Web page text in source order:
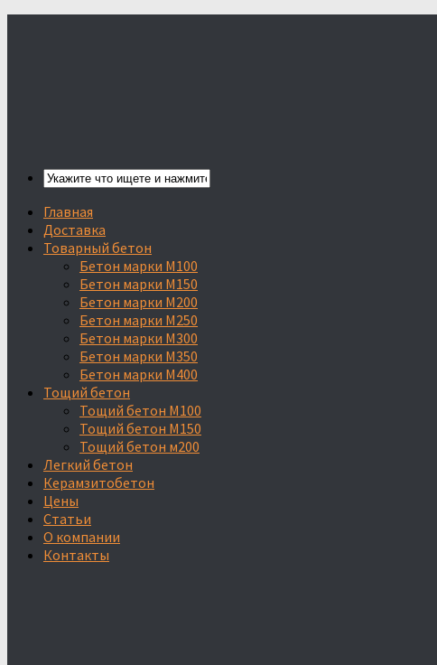
Главная
Доставка
Товарный бетон
Бетон марки М100
Бетон марки М150
Бетон марки М200
Бетон марки М250
Бетон марки М300
Бетон марки М350
Бетон марки М400
Тощий бетон
Тощий бетон М100
Тощий бетон М150
Тощий бетон м200
Легкий бетон
Керамзитобетон
Цены
Статьи
О компании
Контакты